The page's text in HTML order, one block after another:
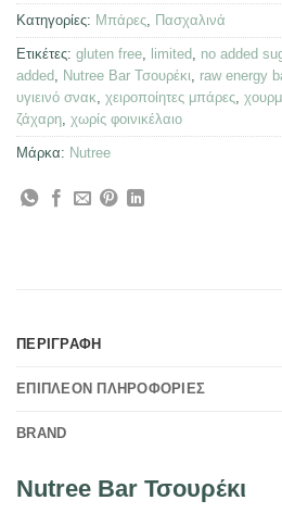
Κατηγορίες: Μπάρες, Πασχαλινά
Ετικέτες: gluten free, limited, no added
added, Nutree Bar Τσουρέκι, raw energy
υγιεινό σνακ, χειροποίητες μπάρες,
ζάχαρη, χωρίς φοινικέλαιο
Μάρκα: Nutree
ΠΕΡΙΓΡΑΦΉ
ΕΠΙΠΛΈΟΝ ΠΛΗΡΟΦΟΡΊΕΣ
BRAND
Nutree Bar Τσουρέκι